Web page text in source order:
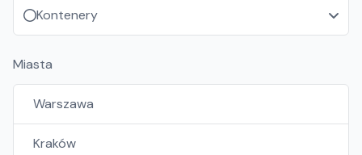
Kontenery
Miasta
Warszawa
Kraków